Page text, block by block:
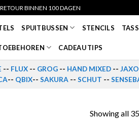
BINNEN 100 DAGEN
SPUITBUSSEN STENCILS
CADEAU TIPS
-- FLUX -- GROG -- HAND MIXED --
-- QBIX-- SAKURA -- SCHUT --
Showing all